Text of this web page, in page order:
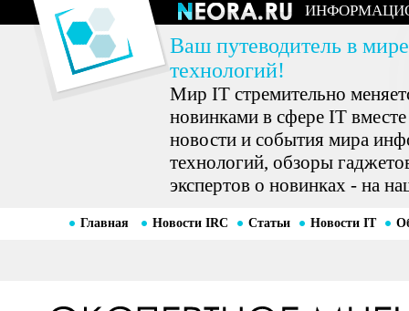
Ваш путеводитель в
технологий!
Мир IT стремительно
новинками в сфере IT
новости и события мира
технологий, обзоры
экспертов о новинках - на
Главная Новости IRC Статьи Новости IT